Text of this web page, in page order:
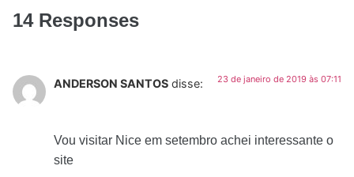
14 Responses
ANDERSON SANTOS disse: 23 de janeiro de 2019 às 07:11
Vou visitar Nice em setembro achei interessante o
site